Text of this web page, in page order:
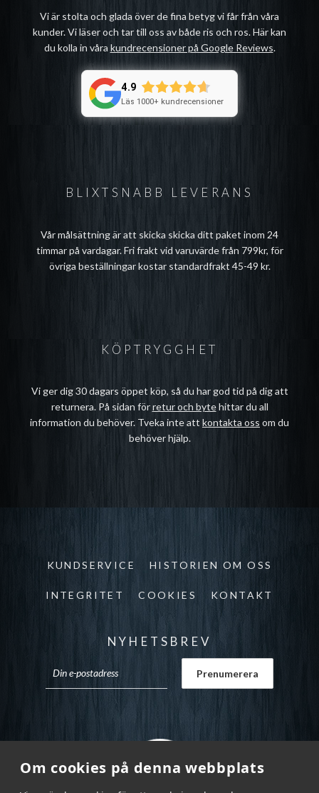
Om cookies på denna webbplats
BLIXTSNABB LEVERANS
Vår målsättning är att skicka skicka ditt paket inom 24
timmar på vardagar. Fri frakt vid varuvärde från 799kr, för
övriga beställningar kostar standardfrakt 45-49 kr.
Vi är stolta och glada över de fina betyg vi får från våra
kunder. Vi läser och tar till oss av både ris och ros. Här kan
du kolla in våra kundrecensioner på Google Reviews.
4.9
Läs 1000+ kundrecensioner
KÖPTRYGGHET
Vi ger dig 30 dagars öppet köp, så du har god tid på dig att
returnera. På sidan förretur och bytehittar du all
information du behöver. Tveka inte att kontakta oss om du
behöver hjälp.
KUNDSERVICE HISTORIEN OM OSS
INTEGRITET COOKIES KONTAKT
NYHETSBREV